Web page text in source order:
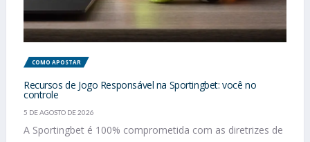
COMO APOSTAR
Recursos de Jogo Responsável na Sportingbet: você no
controle
5 DE AGOSTO DE 2026
A Sportingbet é 100% comprometida com as diretrizes de